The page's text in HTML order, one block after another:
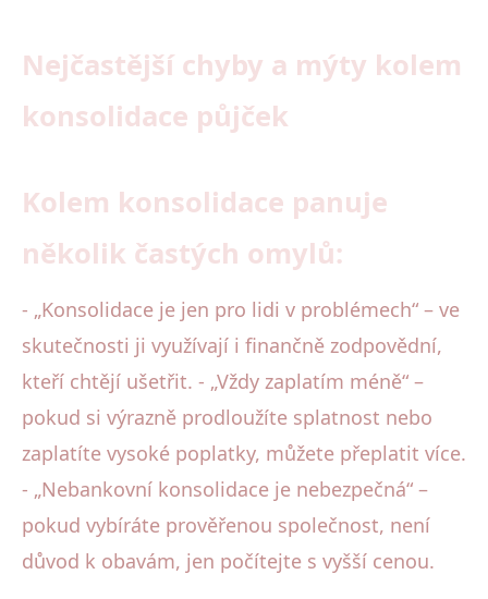
Nejčastější chyby a mýty kolem
konsolidace půjček
Kolem konsolidace panuje
několik častých omylů:
- „Konsolidace je jen pro lidi v problémech“ – ve
skutečnosti ji využívají i finančně zodpovědní,
kteří chtějí ušetřit. - „Vždy zaplatím méně“ –
pokud si výrazně prodloužíte splatnost nebo
zaplatíte vysoké poplatky, můžete přeplatit více.
- „Nebankovní konsolidace je nebezpečná“ –
pokud vybíráte prověřenou společnost, není
důvod k obavám, jen počítejte s vyšší cenou.